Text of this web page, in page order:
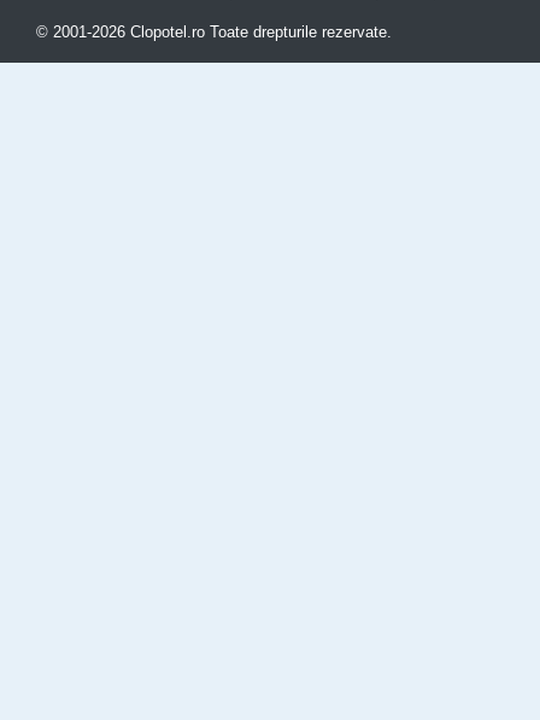
© 2001-2026 Clopotel.ro Toate drepturile rezervate.